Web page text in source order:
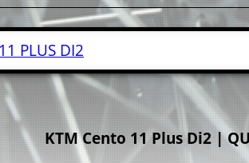
KTM Cento 11 Plus Di2 |